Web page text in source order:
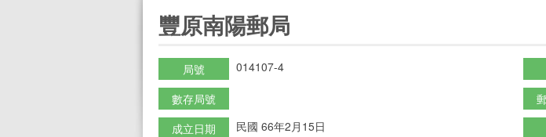
豐原南陽郵局
局號 014107-4
數存局號
成立日期 民國 66年2月15日